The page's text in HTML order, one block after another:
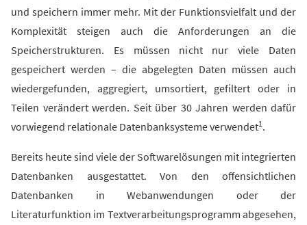
und speichern immer mehr. Mit der Funktionsvielfalt und der
Komplexität steigen auch die Anforderungen an die
Speicherstrukturen. Es müssen nicht nur viele Daten
gespeichert werden – die abgelegten Daten müssen auch
wiedergefunden, aggregiert, umsortiert, gefiltert oder in
Teilen verändert werden. Seit über 30 Jahren werden dafür
vorwiegend relationale Datenbanksysteme verwendet1 .
Bereits heute sind viele der Softwarelösungen mit integrierten
Datenbanken ausgestattet. Von den offensichtlichen
Datenbanken in Webanwendungen oder der
Literaturfunktion im Textverarbeitungsprogramm abgesehen,